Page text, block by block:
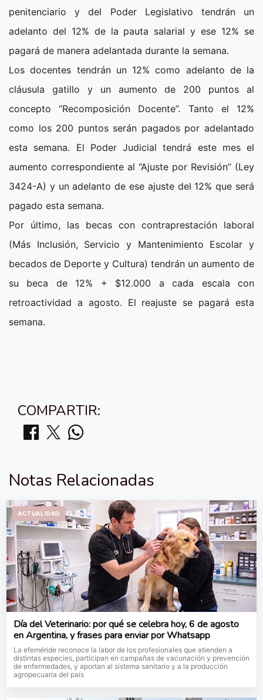
penitenciario y del Poder Legislativo tendrán un
adelanto del 12% de la pauta salarial y ese 12% se
pagará de manera adelantada durante la semana.
Los docentes tendrán un 12% como adelanto de la
cláusula gatillo y un aumento de 200 puntos al
concepto “Recomposición Docente”. Tanto el 12%
como los 200 puntos serán pagados por adelantado
esta semana. El Poder Judicial tendrá este mes el
aumento correspondiente al “Ajuste por Revisión” (Ley
3424-A) y un adelanto de ese ajuste del 12% que será
pagado esta semana.
Por último, las becas con contraprestación laboral
(Más Inclusión, Servicio y Mantenimiento Escolar y
becados de Deporte y Cultura) tendrán un aumento de
su beca de 12% + $12.000 a cada escala con
retroactividad a agosto. El reajuste se pagará esta
semana.
COMPARTIR:
Notas Relacionadas
ACTUALIDAD
Día del Veterinario: por qué se celebra hoy, 6 de agosto
en Argentina, y frases para enviar por Whatsapp
La efeméride reconoce la labor de los profesionales que atienden a
distintas especies, participan en campañas de vacunación y prevención
de enfermedades, y aportan al sistema sanitario y a la producción
agropecuaria del país